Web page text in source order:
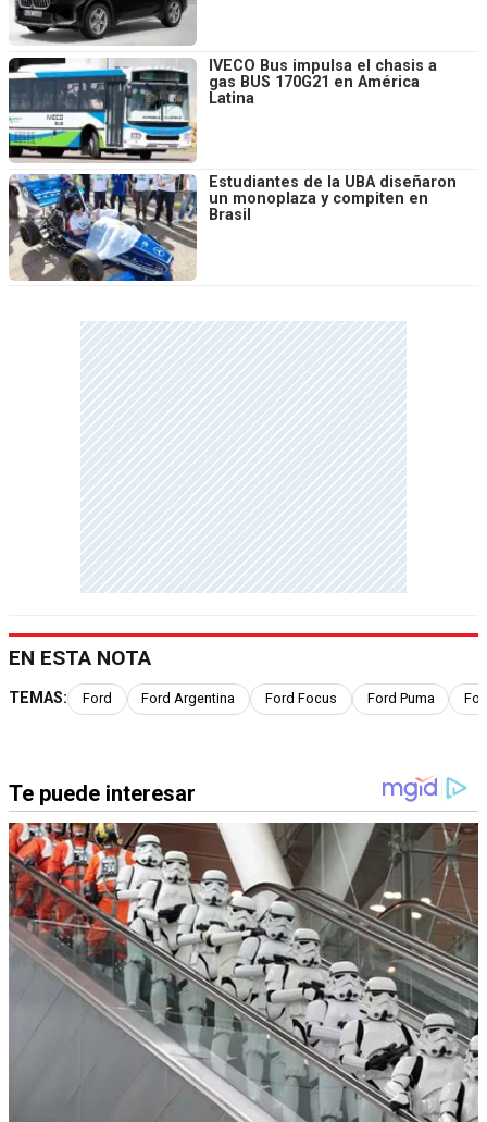
IVECO Bus impulsa el chasis a
gas BUS 170G21 en América
Latina
Estudiantes de la UBA diseñaron
un monoplaza y compiten en
Brasil
EN ESTA NOTA
TEMAS: Ford Ford Argentina Ford Focus Ford Puma